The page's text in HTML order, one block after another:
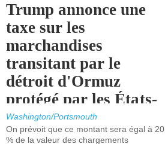
Trump annonce une
taxe sur les
marchandises
transitant par le
détroit d'Ormuz
protégé par les États-
Unis.
Washington/Portsmouth
On prévoit que ce montant sera égal à 20
% de la valeur des chargements